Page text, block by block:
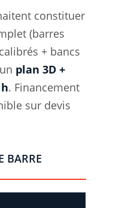
constituer
(barres
+ bancs
plan 3D +
. Financement
sur devis
BARRE